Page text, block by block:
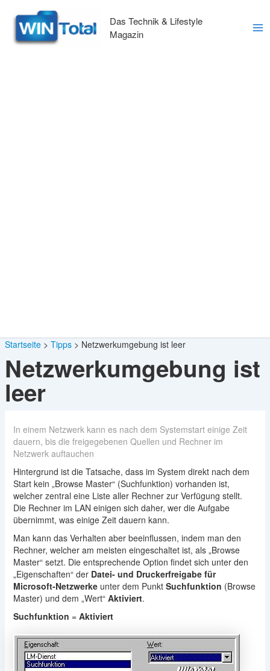
Inhalt
springen
Das Technik & Lifestyle
Magazin
Startseite Tipps Netzwerkumgebung ist leer
Netzwerkumgebung ist
leer
In einem Netzwerk kann es nach dem Systemstart einige Zeit
dauern, bis die freigegebenen Quellen und Rechner im
Netzwerk auftauchen
Hintergrund ist die Tatsache, dass im System direkt nach dem
Start kein „Browse Master“ (Suchfunktion) vorhanden ist,
welcher zentral eine Liste aller Rechner zur Verfügung stellt.
Die Rechner im LAN einigen sich daher, wer die Aufgabe
übernimmt, was einige Zeit dauern kann.
Man kann das Verhalten aber beeinflussen, indem man den
Rechner, welcher am meisten eingeschaltet ist, als „Browse
Master“ setzt. Die entsprechende Option findet sich unter den
„Eigenschaften“ der Datei- und Druckerfreigabe für
Microsoft-Netzwerkeunter dem Punkt Suchfunktion (Browse
Master) und dem „Wert“ Aktiviert.
Suchfunktion = Aktiviert